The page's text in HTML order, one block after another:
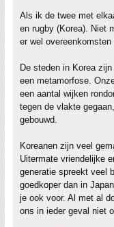
Als ik de twee met
en rugby (Korea). Niet
er wel overeenkomsten
De steden in Korea
een metamorfose.
een aantal wijken
tegen de vlakte
gebouwd.
Koreanen zijn veel
Uitermate vriendelijke
generatie spreekt veel
goedkoper dan in
je ook voor. Al met al
ons in ieder geval niet